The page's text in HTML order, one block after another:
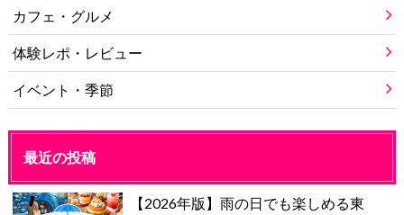
カフェ・グルメ
体験レポ・レビュー
イベント・季節
最近の投稿
【2026年版】雨の日でも楽しめる東